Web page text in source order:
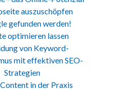
auszuschöpfen
gefunden werden!
optimieren lassen
von Keyword-
mit effektiven SEO-
Strategien
in der Praxis